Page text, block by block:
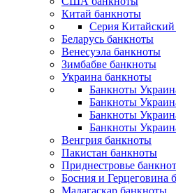
Китай банкноты
Серия
Беларусь банкноты
Венесуэла банкноты
Зимбабве банкноты
Украина банкноты
Банкноты
Банкноты
Банкноты
Банкноты
Венгрия банкноты
Пакистан банкноты
Приднестровье
Босния и Герцеговина
Мадагаскар банкноты